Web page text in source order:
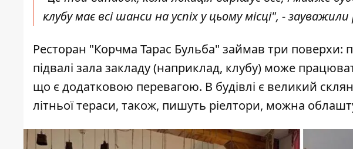
клубу має всі шанси на успіх у цьому місці", -
Ресторан "Корчма Тарас Бульба" займав три поверхи:
підвалі зала закладу (наприклад, клубу) може
що є додатковою перевагою. В будівлі є великий
літньої тераси, також, пишуть ріелтори, можна